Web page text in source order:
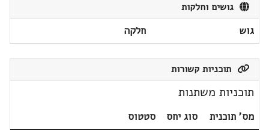
גושים וחלקות
גוש חלקה
תוכניות קשורות
תוכניות משתנות
מס' תוכנית סוג יחס
סטטוס